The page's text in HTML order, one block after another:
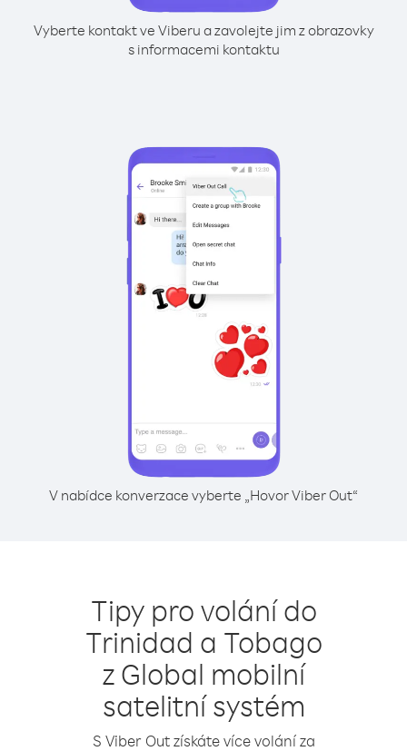
Vyberte kontakt ve Viberu a zavolejte jim z obrazovky
s informacemi kontaktu
V nabídce konverzace vyberte „Hovor Viber Out“
Tipy pro volání do
Trinidad a Tobago
z Global mobilní
satelitní systém
S Viber Out získáte více volání za